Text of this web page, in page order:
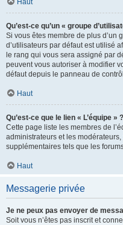
Haut
Qu’est-ce qu’un « groupe
Si vous êtes membre de plus d’un
d’utilisateurs par défaut est utilisé
le rang qui vous sera assigné par
peuvent vous autoriser à modifier
défaut depuis le panneau de
Haut
Qu’est-ce que le lien « L’équipe » ?
Cette page liste les membres de
administrateurs et les
supplémentaires tels que les
Haut
Messagerie privée
Je ne peux pas envoyer de
Soit vous n’êtes pas inscrit et